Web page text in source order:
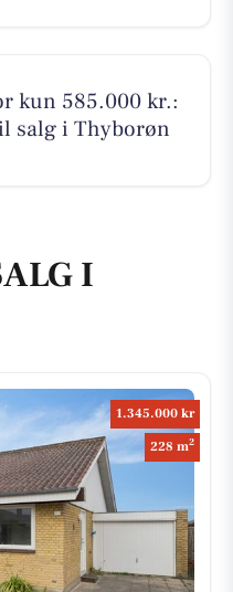
kun 585.000 kr.:
salg i Thyborøn
I
1.345.000 kr
228 m2